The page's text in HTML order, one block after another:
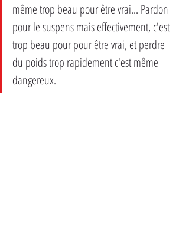
même trop beau pour être vrai... Pardon
pour le suspens mais effectivement, c'est
trop beau pour pour être vrai, et perdre
du poids trop rapidement c'est même
dangereux.